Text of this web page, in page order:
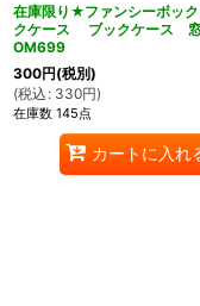
在庫限り★ファンシーボッ
クケース ブックケース
OM699
300円(税別)
(税込 : 330円)
在庫数 145点
カートに入れ